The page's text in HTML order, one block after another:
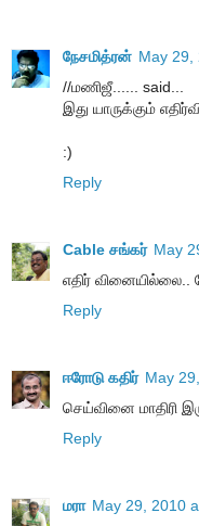
நேசமித்ரன் May 29,
//மணிஜீ...... said...
இது யாருக்கும்
:)
Reply
Cable சங்கர் May
எதிர் வினையில்லை..
Reply
ஈரோடு கதிர் May
செய்வினை மாதிரி
Reply
மரா May 29, 2010